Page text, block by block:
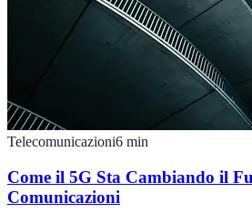
Telecomunicazioni6 min
Come il 5G Sta Cambiando il
Comunicazioni